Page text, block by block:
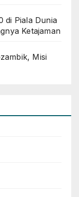
di Piala Dunia
Ketajaman
Misi